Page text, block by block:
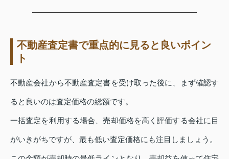
不動産査定書で重点的に見ると良いポイン
ト
不動産会社から不動産査定書を受け取った後に、まず確認す
ると良いのは査定価格の総額です。
一括査定を利用する場合、売却価格を高く評価する会社に目
がいきがちですが、最も低い査定価格にも注目しましょう。